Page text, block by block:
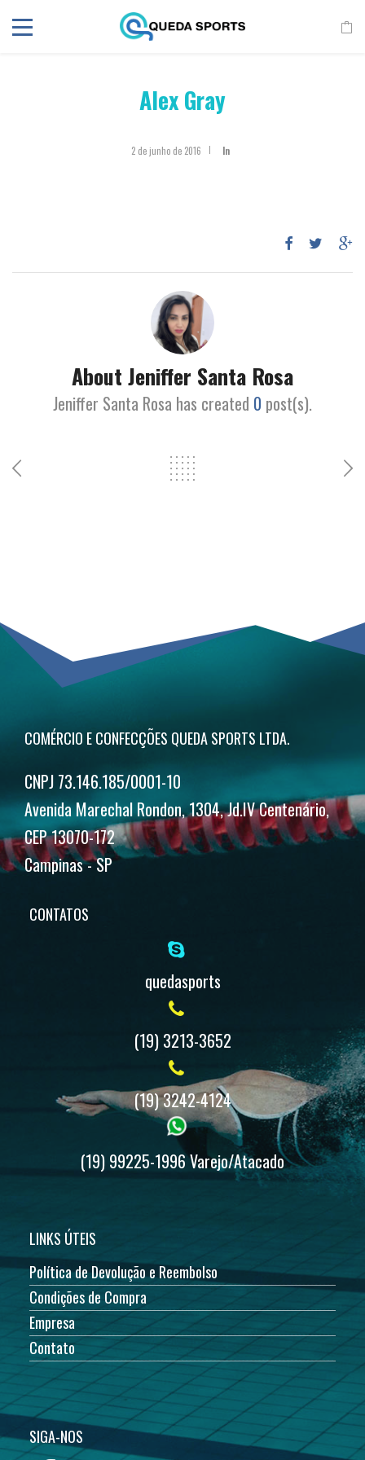
Alex Gray
2 de junho de 2016 In
About Jeniffer Santa Rosa
Jeniffer Santa Rosa has created 0 post(s).
COMÉRCIO E CONFECÇÕES QUEDA SPORTS LTDA.
CNPJ 73.146.185/0001-10
Avenida Marechal Rondon, 1304, Jd.IV Centenário,
CEP 13070-172
Campinas - SP
CONTATOS
quedasports
(19) 3213-3652
(19) 3242-4124
(19) 99225-1996 Varejo/Atacado
LINKS ÚTEIS
Política de Devolução e Reembolso
Condições de Compra
Empresa
Contato
SIGA-NOS